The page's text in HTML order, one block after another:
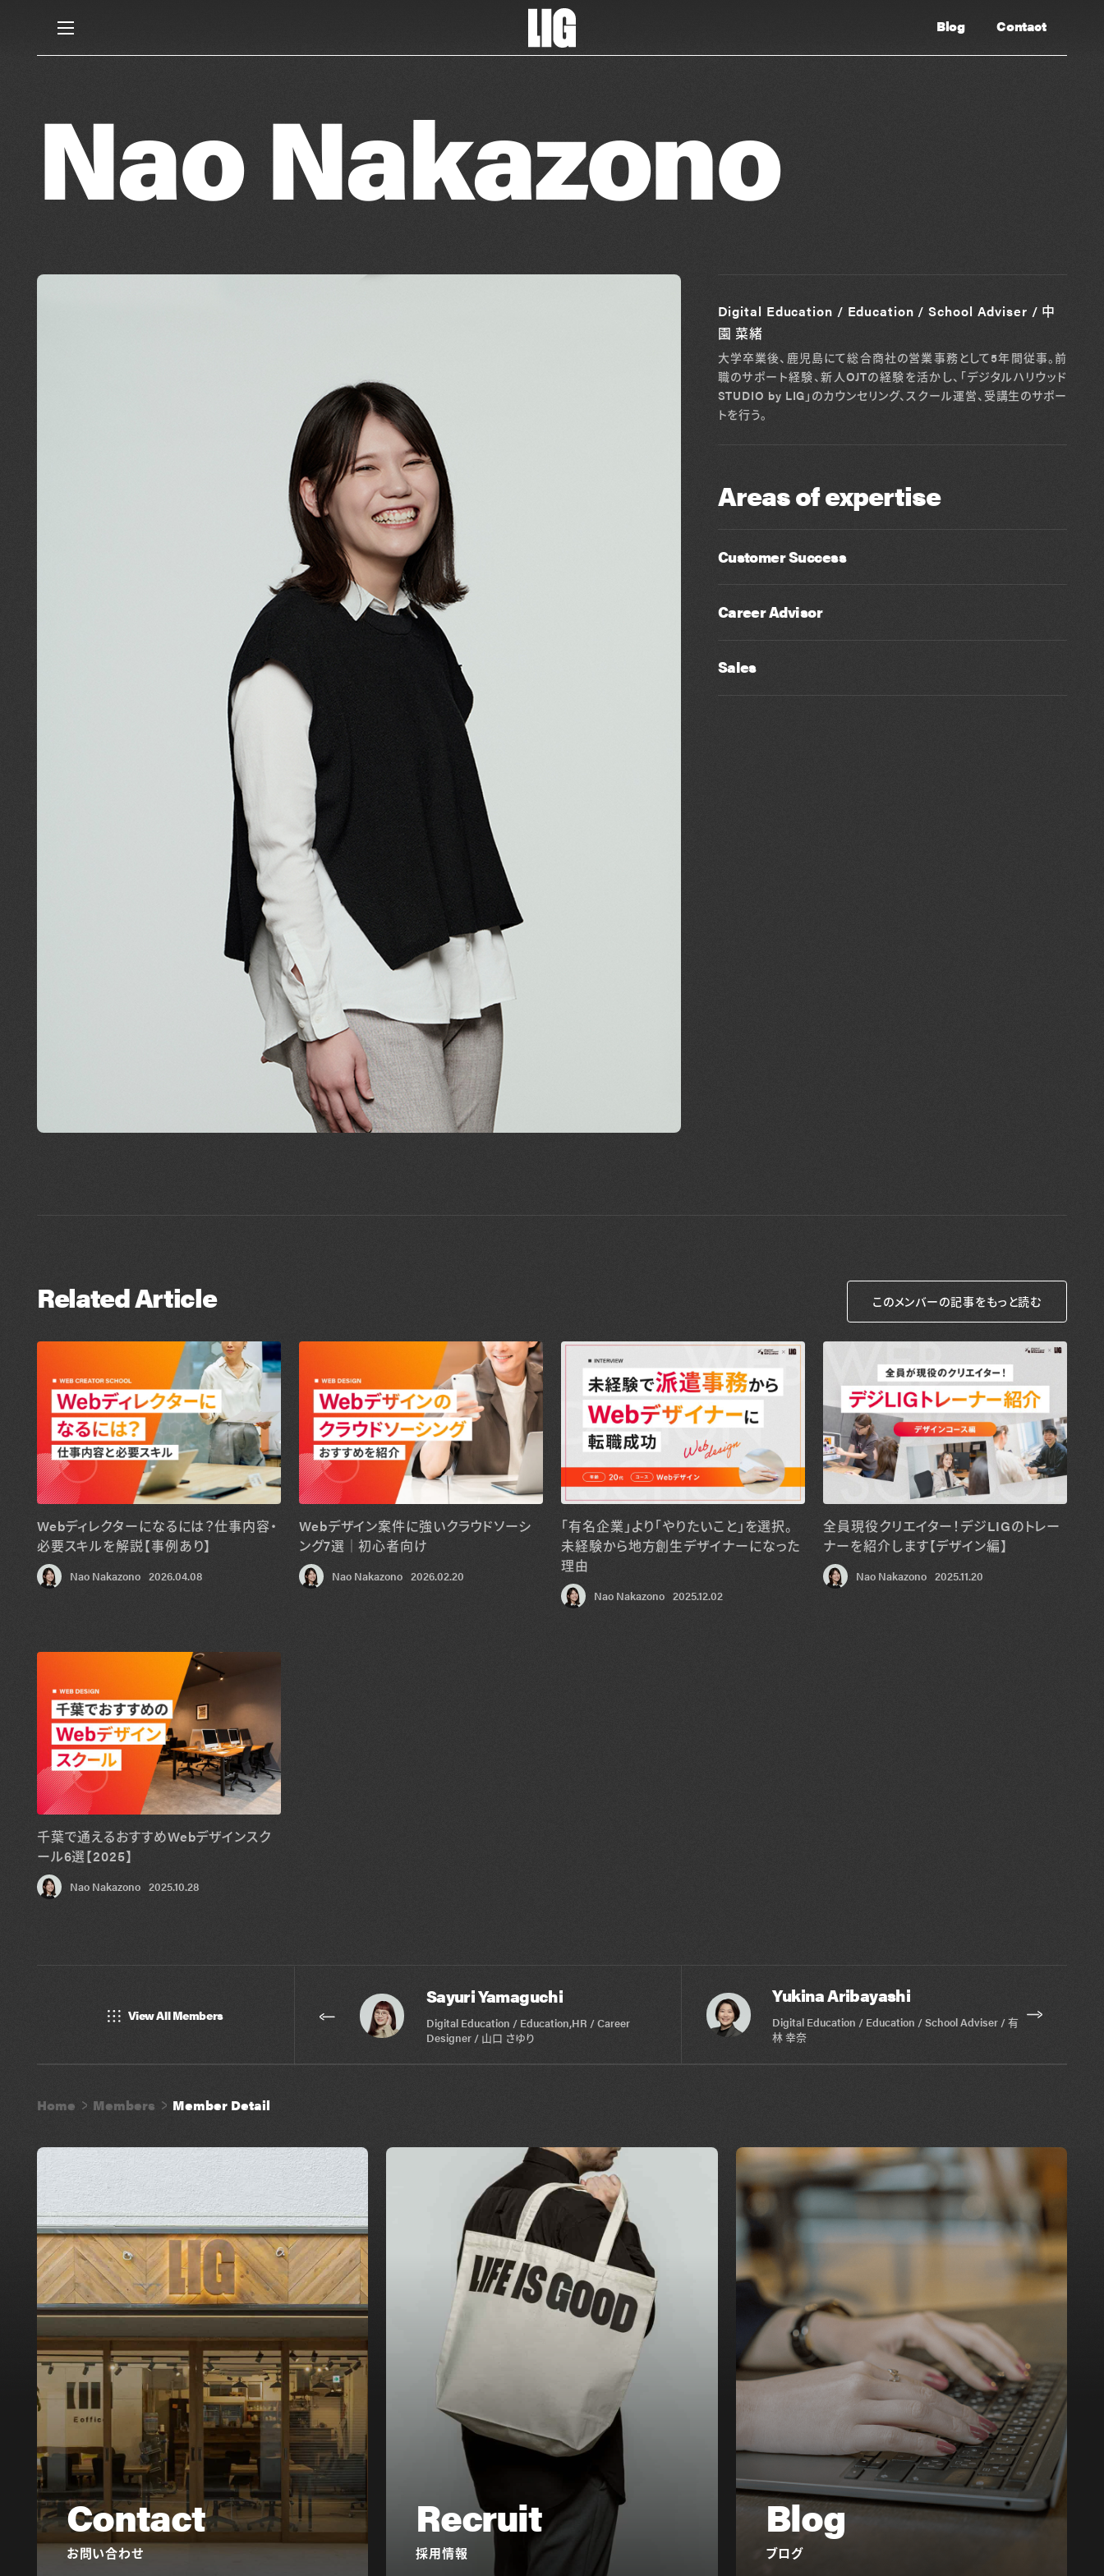
Contact
Blog
Nao Nakazono
Digital Education / Education / School Adviser / 中
園 菜緒
大学卒業後、鹿児島にて総合商社の営業事務として5年間従事。前
職のサポート経験、新人OJTの経験を活かし、「デジタルハリウッド
STUDIO by LIG」のカウンセリング、スクール運営、受講生のサポー
トを行う。
Areas of expertise
Customer Success
Career Advisor
Sales
Related Article このメンバーの記事をもっと読む
Webディレクターになるには？仕事内容・
必要スキルを解説【事例あり】
Nao Nakazono 2026.04.08
Webデザイン案件に強いクラウドソーシ
ング7選｜初心者向け
Nao Nakazono 2026.02.20
「有名企業」より「やりたいこと」を選択。
未経験から地方創生デザイナーになった
理由
Nao Nakazono 2025.12.02
全員現役クリエイター！デジLIGのトレー
ナーを紹介します【デザイン編】
Nao Nakazono 2025.11.20
千葉で通えるおすすめWebデザインスク
ール6選【2025】
Nao Nakazono 2025.10.28
View All Members
Sayuri Yamaguchi
Digital Education / Education,HR / Career
Designer / 山口 さゆり
Yukina Aribayashi
Digital Education / Education / School Adviser / 有
林 幸奈
Home Members Member Detail
Contact
お問い合わせ
Recruit
採用情報
Blog
ブログ